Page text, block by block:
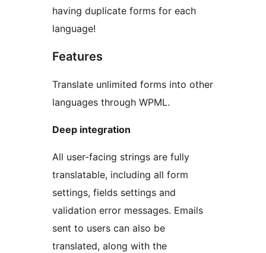
having duplicate forms for each
language!
Features
Translate unlimited forms into other
languages through WPML.
Deep integration
All user-facing strings are fully
translatable, including all form
settings, fields settings and
validation error messages. Emails
sent to users can also be
translated, along with the